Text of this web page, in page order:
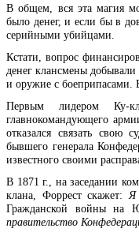
В общем, вся эта магия
было денег, и если бы в
серийными убийцами.
Кстати, вопрос
денег клансмены добывали
и оружие с боеприпасами.
Первым лидером Ку-
главнокомандующего
отказался связать свою
бывшего генерала
известного своими
В 1871 г., на заседании
клана, Форрест скажет: Я
Гражданской войны на
правительство